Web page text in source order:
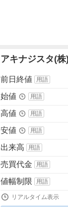
アキナジスタ(
価
細
値
前日終値 用語
始値 用語
高値 用語
安値 用語
出来高 用語
売買代金 用語
値幅制限 用語
リアルタイム表示